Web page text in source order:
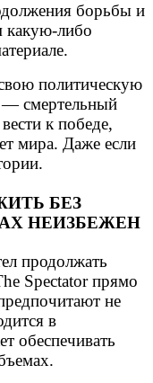
борьбы и
какую-либо
политическую
— смертельный
к победе,
мира. Даже если
БЕЗ
НЕИЗБЕЖЕН
продолжать
Spectator прямо
не
в
обеспечивать